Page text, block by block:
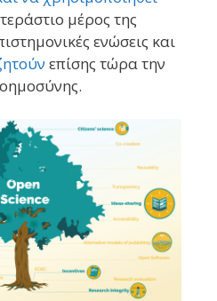
μέρος της
ενώσεις και
επίσης τώρα την